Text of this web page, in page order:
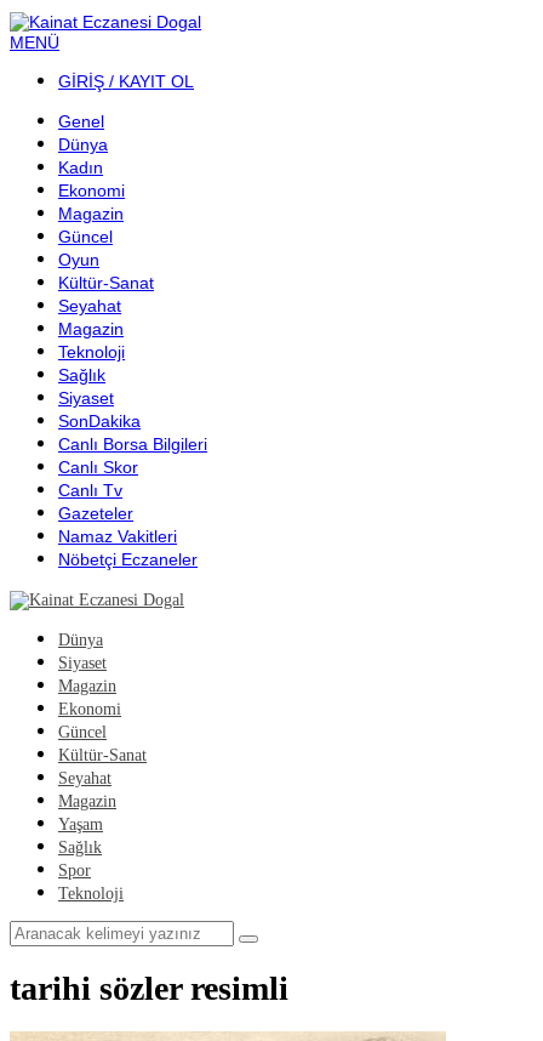
MENÜ
GİRİŞ / KAYIT OL
Genel
Dünya
Kadın
Ekonomi
Magazin
Güncel
Oyun
Kültür-Sanat
Seyahat
Magazin
Teknoloji
Sağlık
Siyaset
SonDakika
Canlı Borsa Bilgileri
Canlı Skor
Canlı Tv
Gazeteler
Namaz Vakitleri
Nöbetçi Eczaneler
Dünya
Siyaset
Magazin
Ekonomi
Güncel
Kültür-Sanat
Seyahat
Magazin
Yaşam
Sağlık
Spor
Teknoloji
tarihi sözler resimli